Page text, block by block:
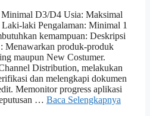
Minimal D3/D4 Usia: Maksimal
laki Pengalaman: Minimal 1
kemampuan: Deskripsi
Menawarkan produk-produk
maupun New Costumer.
Distribution, melakukan
dan melengkapi dokumen
Memonitor progress aplikasi
… Baca Selengkapnya